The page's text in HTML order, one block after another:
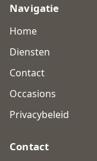
Navigatie
Home
Diensten
Contact
Occasions
Privacybeleid
Contact